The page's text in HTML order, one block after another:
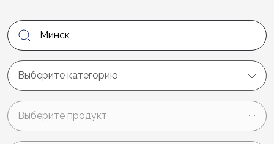
Выберите категорию
Выберите продукт